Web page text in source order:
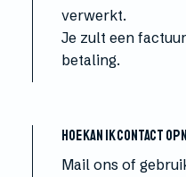
verwerkt.
Je zult een
betaling.
Hoe kan ik contact
Mail ons of